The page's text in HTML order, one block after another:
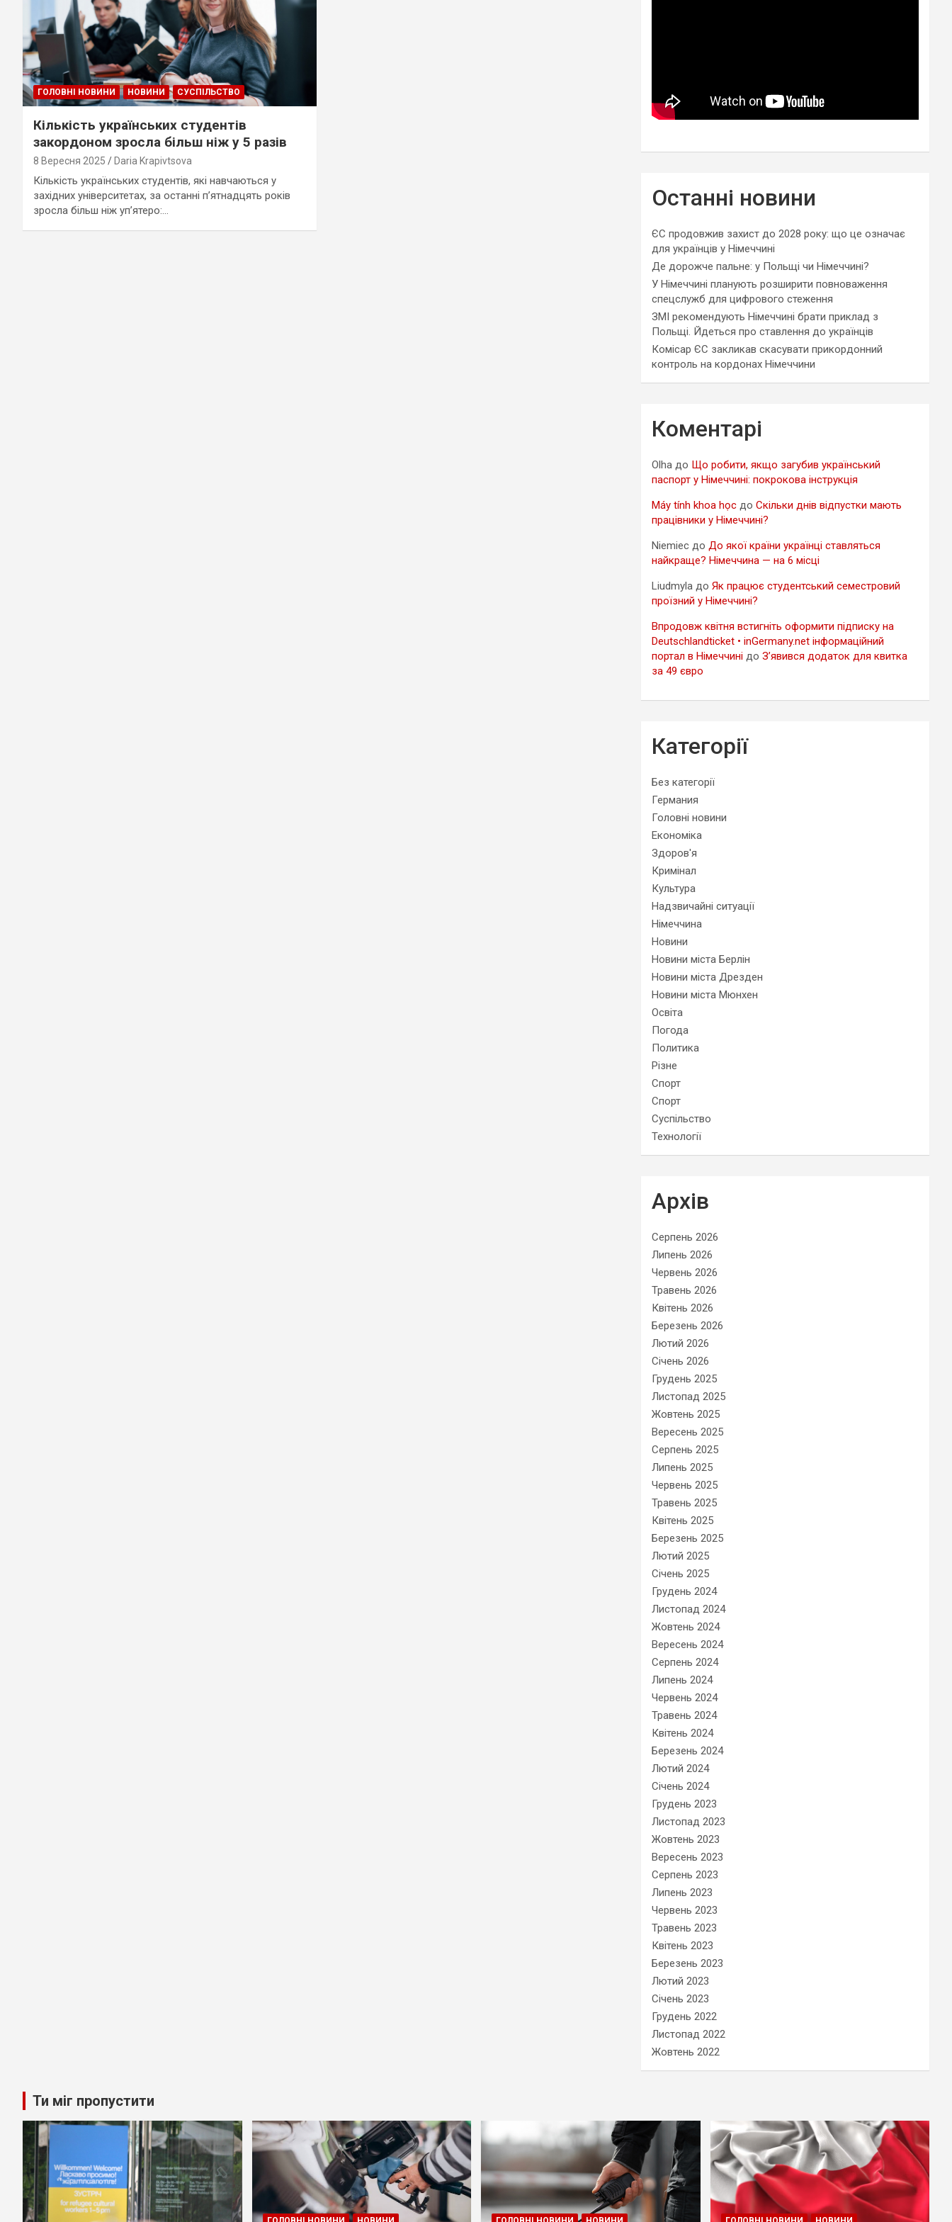
ГОЛОВНІ НОВИНИ НОВИНИ СУСПІЛЬСТВО
Кількість українських студентів
закордоном зросла більш ніж у 5 разів
8 Вересня 2025 Daria Krapivtsova
Кількість українських студентів, які навчаються у
західних університетах, за останні п’ятнадцять років
зросла більш ніж уп’ятеро:…
Останні новини
ЄС продовжив захист до 2028 року: що це означає
для українців у Німеччині
Де дорожче пальне: у Польщі чи Німеччині?
У Німеччині планують розширити повноваження
спецслужб для цифрового стеження
ЗМІ рекомендують Німеччині брати приклад з
Польщі. Йдеться про ставлення до українців
Комісар ЄС закликав скасувати прикордонний
контроль на кордонах Німеччини
Коментарі
Olha до Що робити, якщо загубив український
паспорт у Німеччині: покрокова інструкція
Máy tính khoa học доСкільки днів відпустки мають
працівники у Німеччині?
Niemiec доДо якої країни українці ставляться
найкраще? Німеччина — на 6 місці
Liudmyla доЯк працює студентський семестровий
проїзний у Німеччині?
Впродовж квітня встигніть оформити підписку на
Deutschlandticket • inGermany.net інформаційний
портал в Німеччині доЗ’явився додаток для квитка
за 49 євро
Категорії
Без категорії
Германия
Головні новини
Економіка
Здоров'я
Кримінал
Культура
Надзвичайні ситуації
Німеччина
Новини
Новини міста Берлін
Новини міста Дрезден
Новини міста Мюнхен
Освіта
Погода
Политика
Різне
Спорт
Спорт
Суспільство
Технології
Архів
Серпень 2026
Липень 2026
Червень 2026
Травень 2026
Квітень 2026
Березень 2026
Лютий 2026
Січень 2026
Грудень 2025
Листопад 2025
Жовтень 2025
Вересень 2025
Серпень 2025
Липень 2025
Червень 2025
Травень 2025
Квітень 2025
Березень 2025
Лютий 2025
Січень 2025
Грудень 2024
Листопад 2024
Жовтень 2024
Вересень 2024
Серпень 2024
Липень 2024
Червень 2024
Травень 2024
Квітень 2024
Березень 2024
Лютий 2024
Січень 2024
Грудень 2023
Листопад 2023
Жовтень 2023
Вересень 2023
Серпень 2023
Липень 2023
Червень 2023
Травень 2023
Квітень 2023
Березень 2023
Лютий 2023
Січень 2023
Грудень 2022
Листопад 2022
Жовтень 2022
Ти міг пропустити